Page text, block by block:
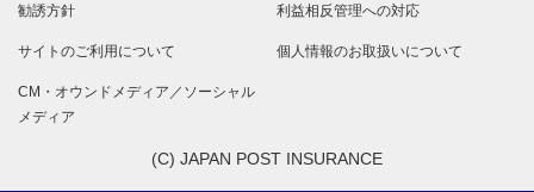
勧誘方針 利益相反管理への対応
サイトのご利用について 個人情報のお取扱いについて
CM・オウンドメディア／ソーシャル
メディア
(C) JAPAN POST INSURANCE